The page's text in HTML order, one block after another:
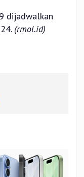
dijadwalkan
(rmol.id)